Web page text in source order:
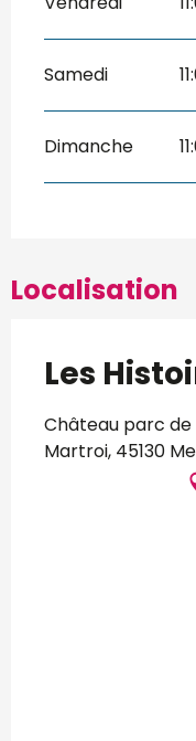
Samedi
Dimanche
Localisation
Les
Château parc de
Martroi, 45130